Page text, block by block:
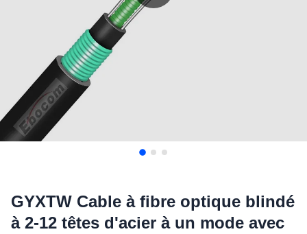
GYXTW Cable à fibre optique blindé
à 2-12 têtes d'acier à un mode avec